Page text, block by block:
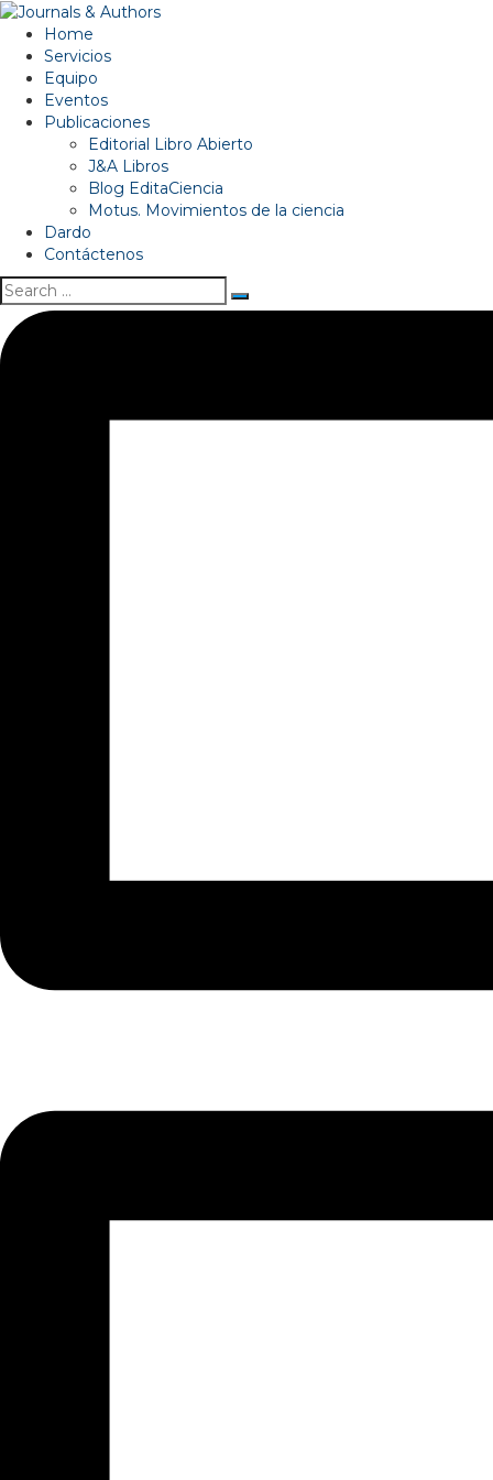
Home
Servicios
Equipo
Eventos
Publicaciones
Editorial Libro Abierto
J&A Libros
Blog EditaCiencia
Motus. Movimientos de la ciencia
Dardo
Contáctenos
Search
for: